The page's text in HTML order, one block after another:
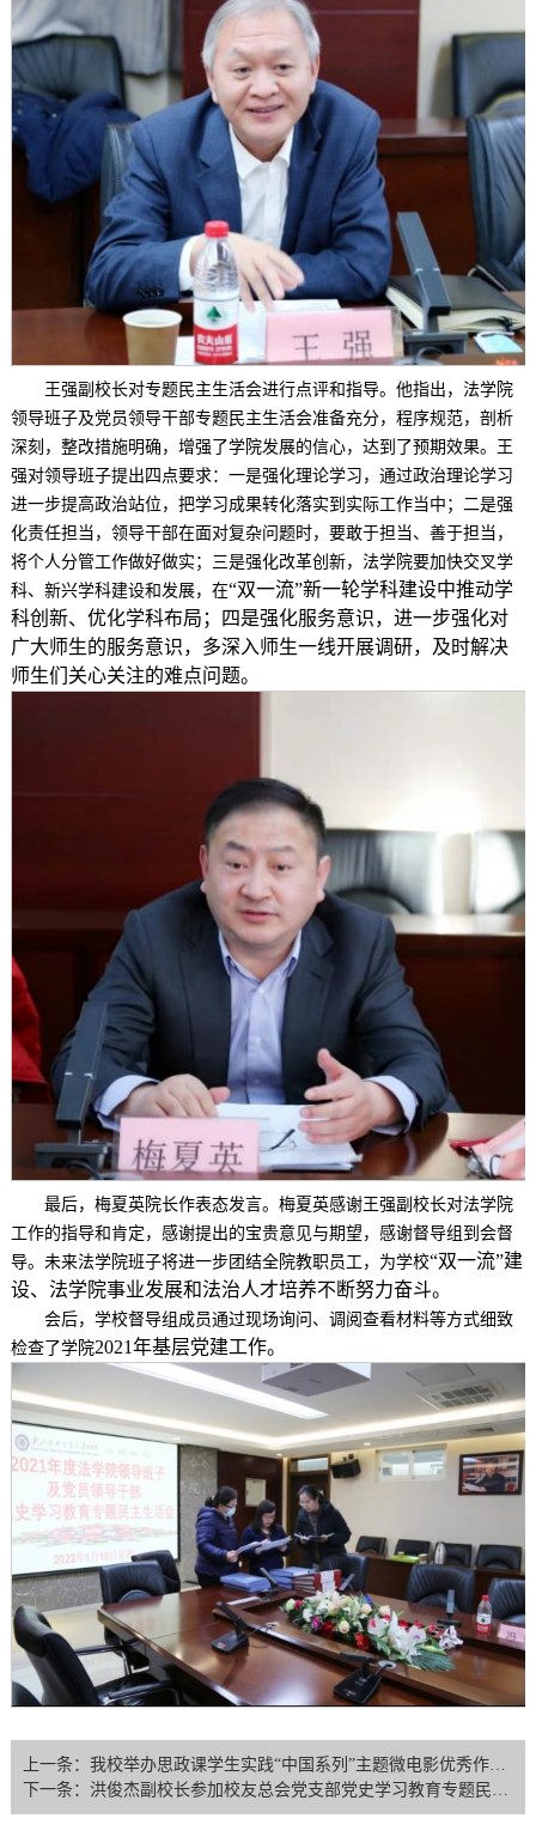
王强副校长对专题民主生活会进行点评和指导。他指出，法学院
领导班子及党员领导干部专题民主生活会准备充分，程序规范，剖析
深刻，整改措施明确，增强了学院发展的信心，达到了预期效果。王
强对领导班子提出四点要求：一是强化理论学习，通过政治理论学习
进一步提高政治站位，把学习成果转化落实到实际工作当中；二是强
化责任担当，领导干部在面对复杂问题时，要敢于担当、善于担当，
将个人分管工作做好做实；三是强化改革创新，法学院要加快交叉学
科、新兴学科建设和发展，在“双一流”新一轮学科建设中推动学
科创新、优化学科布局；四是强化服务意识，进一步强化对
广大师生的服务意识，多深入师生一线开展调研，及时解决
师生们关心关注的难点问题。
最后，梅夏英院长作表态发言。梅夏英感谢王强副校长对法学院
工作的指导和肯定，感谢提出的宝贵意见与期望，感谢督导组到会督
导。未来法学院班子将进一步团结全院教职员工，为学校“双一流”建
设、法学院事业发展和法治人才培养不断努力奋斗。
会后，学校督导组成员通过现场询问、调阅查看材料等方式细致
检查了学院2021年基层党建工作。
上一条：我校举办思政课学生实践“中国系列”主题微电影优秀作品展映暨颁奖晚会
下一条：洪俊杰副校长参加校友总会党支部党史学习教育专题民主生活会